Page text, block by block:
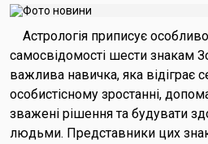
Астрологія приписує
самосвідомості шести знакам
важлива навичка, яка відіграє
особистісному зростанні,
зважені рішення та будувати
людьми. Представники цих